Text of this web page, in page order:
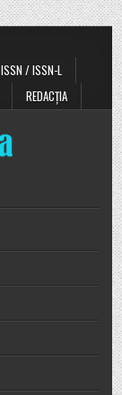
ISSN / ISSN-L
REDACȚIA